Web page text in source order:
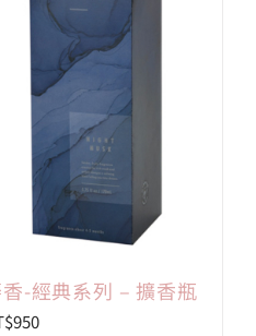
-經典系列 – 擴香瓶
950